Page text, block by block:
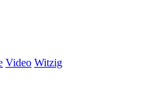
Video Witzig